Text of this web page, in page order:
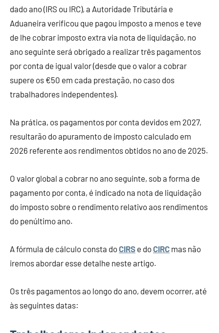
dado ano (IRS ou IRC), a Autoridade Tributária e
Aduaneira verificou que pagou imposto a menos e teve
de lhe cobrar imposto extra via nota de liquidação, no
ano seguinte será obrigado a realizar três pagamentos
por conta de igual valor (desde que o valor a cobrar
supere os €50 em cada prestação, no caso dos
trabalhadores independentes).
Na prática, os pagamentos por conta devidos em 2027,
resultarão do apuramento de imposto calculado em
2026 referente aos rendimentos obtidos no ano de 2025.
O valor global a cobrar no ano seguinte, sob a forma de
pagamento por conta, é indicado na nota de liquidação
do imposto sobre o rendimento relativo aos rendimentos
do penúltimo ano.
A fórmula de cálculo consta doCIRS e doCIRC mas não
iremos abordar esse detalhe neste artigo.
Os três pagamentos ao longo do ano, devem ocorrer, até
às seguintes datas: